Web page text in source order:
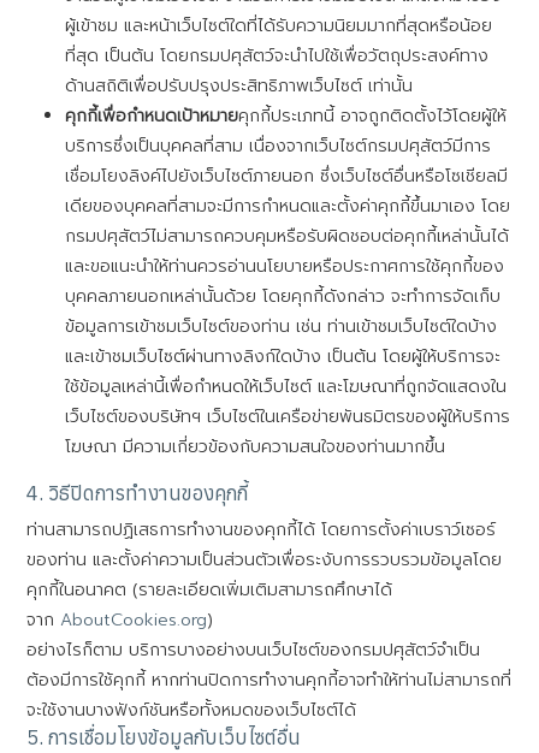
ผู้เข้าชม และหน้าเว็บไซต์ใดที่ได้รับความนิยมมากที่สุดหรือน้อย
ที่สุด เป็นต้น โดยกรมปศุสัตว์จะนำไปใช้เพื่อวัตถุประสงค์ทาง
ด้านสถิติเพื่อปรับปรุงประสิทธิภาพเว็บไซต์ เท่านั้น
คุกกี้เพื่อกำหนดเป้าหมายคุกกี้ประเภทนี้ อาจถูกติดตั้งไว้โดยผู้ให้
บริการซึ่งเป็นบุคคลที่สาม เนื่องจากเว็บไซต์กรมปศุสัตว์มีการ
เชื่อมโยงลิงค์ไปยังเว็บไซต์ภายนอก ซึ่งเว็บไซต์อื่นหรือโซเชียลมี
เดียของบุคคลที่สามจะมีการกำหนดและตั้งค่าคุกกี้ขึ้นมาเอง โดย
กรมปศุสัตว์ไม่สามารถควบคุมหรือรับผิดชอบต่อคุกกี้เหล่านั้นได้
และขอแนะนำให้ท่านควรอ่านนโยบายหรือประกาศการใช้คุกกี้ของ
บุคคลภายนอกเหล่านั้นด้วย โดยคุกกี้ดังกล่าว จะทำการจัดเก็บ
ข้อมูลการเข้าชมเว็บไซต์ของท่าน เช่น ท่านเข้าชมเว็บไซต์ใดบ้าง
และเข้าชมเว็บไซต์ผ่านทางลิงก์ใดบ้าง เป็นต้น โดยผู้ให้บริการจะ
ใช้ข้อมูลเหล่านี้เพื่อกำหนดให้เว็บไซต์ และโฆษณาที่ถูกจัดแสดงใน
เว็บไซต์ของบริษัทฯ เว็บไซต์ในเครือข่ายพันธมิตรของผู้ให้บริการ
โฆษณา มีความเกี่ยวข้องกับความสนใจของท่านมากขึ้น
4. วิธีปิดการทำงานของคุกกี้
ท่านสามารถปฏิเสธการทำงานของคุกกี้ได้ โดยการตั้งค่าเบราว์เซอร์
ของท่าน และตั้งค่าความเป็นส่วนตัวเพื่อระงับการรวบรวมข้อมูลโดย
คุกกี้ในอนาคต (รายละเอียดเพิ่มเติมสามารถศึกษาได้
จาก AboutCookies.org)
อย่างไรก็ตาม บริการบางอย่างบนเว็บไซต์ของกรมปศุสัตว์จำเป็น
ต้องมีการใช้คุกกี้ หากท่านปิดการทำงานคุกกี้อาจทำให้ท่านไม่สามารถที่
จะใช้งานบางฟังก์ชันหรือทั้งหมดของเว็บไซต์ได้
5. การเชื่อมโยงข้อมูลกับเว็บไซต์อื่น